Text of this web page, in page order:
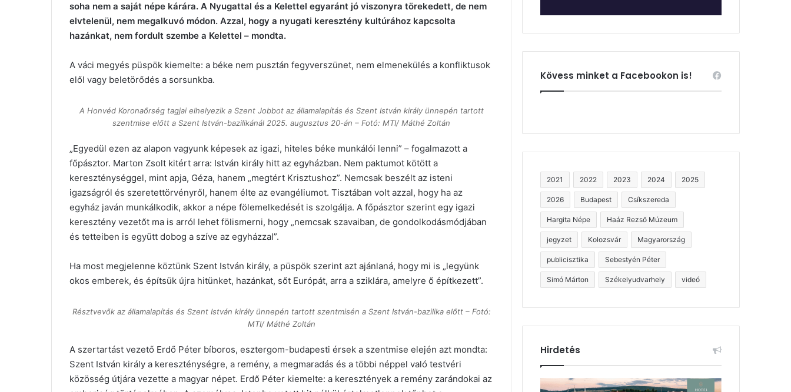
soha nem a saját népe kárára. A Nyugattal és a Kelettel egyaránt jó viszonyra törekedett, de nem
elvtelenül, nem megalkuvó módon. Azzal, hogy a nyugati keresztény kultúrához kapcsolta
hazánkat, nem fordult szembe a Kelettel – mondta.
A váci megyés püspök kiemelte: a béke nem pusztán fegyverszünet, nem elmenekülés a konfliktusok
elől vagy beletörődés a sorsunkba.
A Honvéd Koronaőrség tagjai elhelyezik a Szent Jobbot az államalapítás és Szent István király ünnepén tartott
szentmise előtt a Szent István-bazilikánál 2025. augusztus 20-án – Fotó: MTI/ Máthé Zoltán
„Egyedül ezen az alapon vagyunk képesek az igazi, hiteles béke munkálói lenni” – fogalmazott a
főpásztor. Marton Zsolt kitért arra: István király hitt az egyházban. Nem paktumot kötött a
kereszténységgel, mint apja, Géza, hanem „megtért Krisztushoz”. Nemcsak beszélt az isteni
igazságról és szeretettörvényről, hanem élte az evangéliumot. Tisztában volt azzal, hogy ha az
egyház javán munkálkodik, akkor a népe fölemelkedését is szolgálja. A főpásztor szerint egy igazi
keresztény vezetőt ma is arról lehet fölismerni, hogy „nemcsak szavaiban, de gondolkodásmódjában
és tetteiben is együtt dobog a szíve az egyházzal”.
Ha most megjelenne köztünk Szent István király, a püspök szerint azt ajánlaná, hogy mi is „legyünk
okos emberek, és építsük újra hitünket, hazánkat, sőt Európát, arra a sziklára, amelyre ő építkezett”.
Résztvevők az államalapítás és Szent István király ünnepén tartott szentmisén a Szent István-bazilika előtt – Fotó:
MTI/ Máthé Zoltán
A szertartást vezető Erdő Péter bíboros, esztergom-budapesti érsek a szentmise elején azt mondta:
Szent István király a kereszténységre, a remény, a megmaradás és a többi néppel való testvéri
közösség útjára vezette a magyar népet. Erdő Péter kiemelte: a keresztények a remény zarándokai az
Kövess minket a Facebookon is!
2021 2022 2023 2024 2025
2026 Budapest Csíkszereda
Hargita Népe Haáz Rezső Múzeum
jegyzet Kolozsvár Magyarország
publicisztika Sebestyén Péter
Simó Márton Székelyudvarhely videó
Hirdetés